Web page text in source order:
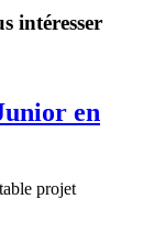
intéresser
en
projet